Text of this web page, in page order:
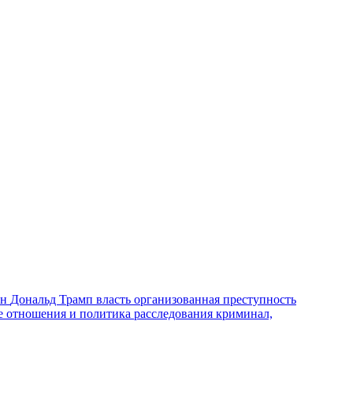
Дональд Трамп власть организованная преступность
отношения и политика расследования криминал,